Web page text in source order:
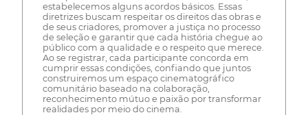
estabelecemos alguns acordos básicos. Essas
diretrizes buscam respeitar os direitos das obras e
de seus criadores, promover a justiça no processo
de seleção e garantir que cada história chegue ao
público com a qualidade e o respeito que merece.
Ao se registrar, cada participante concorda em
cumprir essas condições, confiando que juntos
construiremos um espaço cinematográfico
comunitário baseado na colaboração,
reconhecimento mútuo e paixão por transformar
realidades por meio do cinema.